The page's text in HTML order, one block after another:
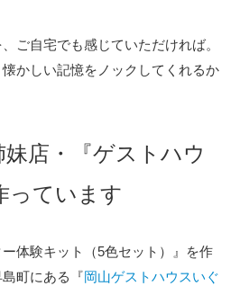
ご自宅でも感じていただければ。
かしい記憶をノックしてくれるか
妹店・『ゲストハウ
っています
ー体験キット（5色セット）』を作
町にある『岡山ゲストハウスいぐ